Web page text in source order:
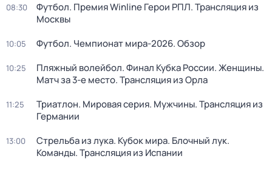
08:30
Футбол. Премия Winline Герои РПЛ. Трансляция из
Москвы
10:05 Футбол. Чемпионат мира-2026. Обзор
10:25
Пляжный волейбол. Финал Кубка России. Женщины.
Матч за 3-е место. Трансляция из Орла
11:25
Триатлон. Мировая серия. Мужчины. Трансляция из
Германии
13:00
Стрельба из лука. Кубок мира. Блочный лук.
Команды. Трансляция из Испании